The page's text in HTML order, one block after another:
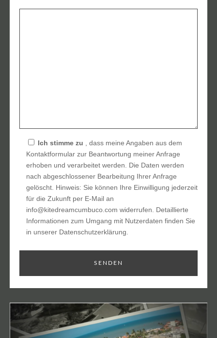
Ich stimme zu
, dass meine Angaben aus dem
Kontaktformular zur Beantwortung meiner Anfrage
erhoben und verarbeitet werden. Die Daten werden
nach abgeschlossener Bearbeitung Ihrer Anfrage
gelöscht. Hinweis: Sie können Ihre Einwilligung jederzeit
für die Zukunft per E-Mail an
info@kitedreamcumbuco.com widerrufen. Detaillierte
Informationen zum Umgang mit Nutzerdaten finden Sie
in unserer Datenschutzerklärung.